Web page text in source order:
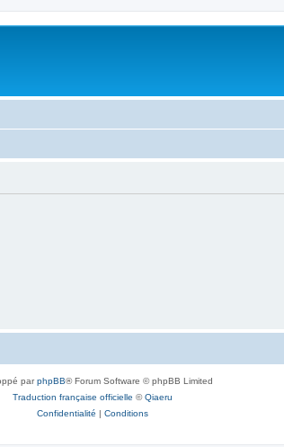
parphpBB® Forum Software © phpBB Limited
Traduction française officielle ©Qiaeru
Confidentialité | Conditions